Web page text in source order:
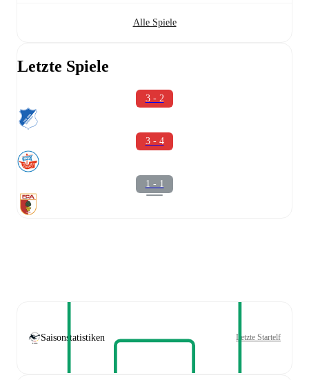
Alle Spiele
Letzte Spiele
3 - 2
3 - 4
1 - 1
Saisonstatistiken Letzte Startelf